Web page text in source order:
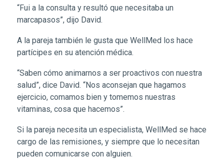
“Fui a la consulta y resultó que necesitaba un
marcapasos”, dijo David.
A la pareja también le gusta que WellMed los hace
partícipes en su atención médica.
“Saben cómo animarnos a ser proactivos con nuestra
salud”, dice David. “Nos aconsejan que hagamos
ejercicio, comamos bien y tomemos nuestras
vitaminas, cosa que hacemos”.
Si la pareja necesita un especialista, WellMed se hace
cargo de las remisiones, y siempre que lo necesitan
pueden comunicarse con alguien.